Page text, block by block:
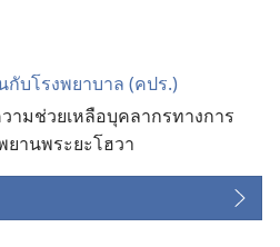
บ​โรง​พยาบาล (คปร.)
ม​ช่วยเหลือ​บุคลากร​ทาง​การ​
าน​พระ​ยะโฮวา